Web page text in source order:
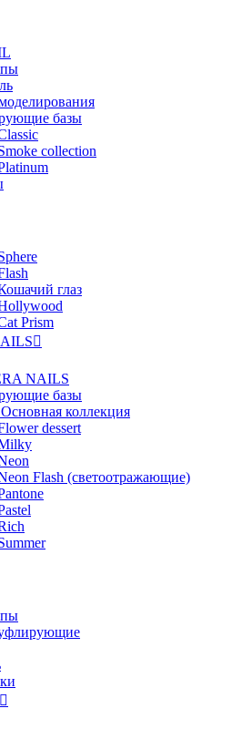
базы
collection
глаз
Prism
NAILS
базы
коллекция
dessert
Flash (светоотражающие)